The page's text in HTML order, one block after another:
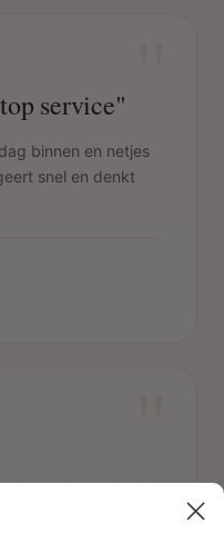
service"
binnen en netjes
snel en denkt
vinden die ik zocht.